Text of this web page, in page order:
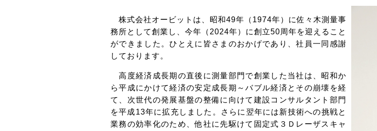
株式会社オービットは、昭和49年（1974年）に佐々木測量事
務所として創業し、今年（2024年）に創立50周年を迎えること
ができました。ひとえに皆さまのおかげであり、社員一同感謝
しております。
高度経済成長期の直後に測量部門で創業した当社は、昭和か
ら平成にかけて経済の安定成長期～バブル経済とその崩壊を経
て、次世代の発展基盤の整備に向けて建設コンサルタント部門
を平成13年に拡充しました。さらに翌年には新技術への挑戦と
業務の効率化のため、他社に先駆けて固定式３Ｄレーザスキャ